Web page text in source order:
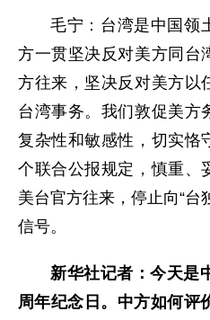
毛宁：台湾是中国领
方一贯坚决反对美方同台
方往来，坚决反对美方以
台湾事务。我们敦促美方
复杂性和敏感性，切实恪
个联合公报规定，慎重、
美台官方往来，停止向“台
信号。
新华社记者：今天是
周年纪念日。中方如何评